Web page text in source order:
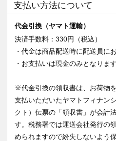
支払い方法について
代金引換（ヤマト運輸）
決済手数料：330円（税込）
・代金は商品配送時に配送員に
・お支払いは現金のみとなります
※代金引換の領収書は、お荷物
支払いただいたヤマトフィナン
クト）伝票の「領収書」が会計
す。税務署では運送会社発行の
められますので紛失しないよう